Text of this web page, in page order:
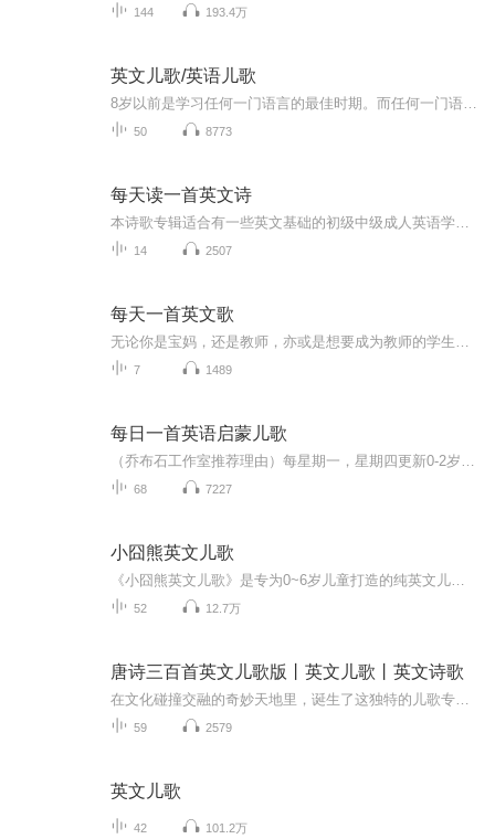
144 193.4万
英文儿歌/英语儿歌
50 8773
每天读一首英文诗
14 2507
每天一首英文歌
7 1489
每日一首英语启蒙儿歌
68 7227
小囧熊英文儿歌
52 12.7万
唐诗三百首英文儿歌版丨英文儿歌丨英文诗歌
59 2579
英文儿歌
42 101.2万